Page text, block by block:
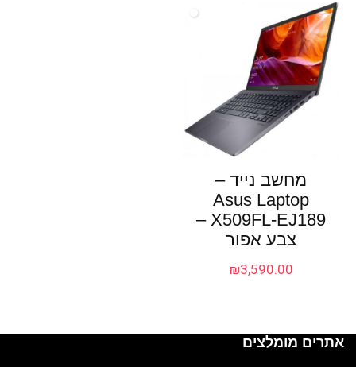
מחשב נייד –
Asus Laptop
X509FL-EJ189 –
צבע אפור
₪3,590.00
אתרים מומלצים